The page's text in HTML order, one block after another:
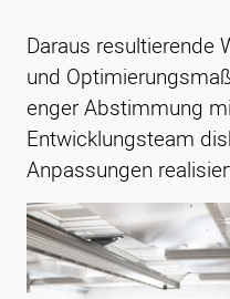
Daraus resultierende
und
enger Abstimmung
Entwicklungsteam
Anpassungen